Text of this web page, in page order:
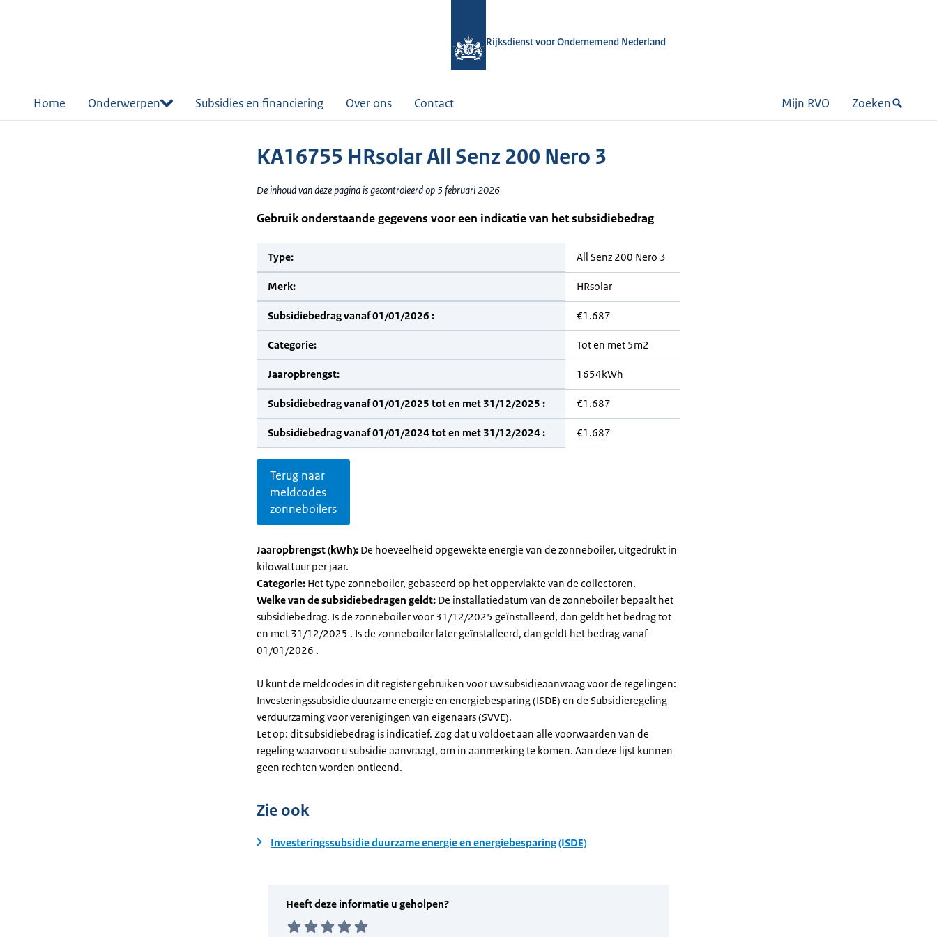
Rijksdienst voor Ondernemend Nederland
Home Onderwerpen Subsidies en financiering Over ons Contact Mijn RVO Zoeken
KA16755 HRsolar All Senz 200 Nero 3
De inhoud van deze pagina is gecontroleerd op 5 februari 2026
Gebruik onderstaande gegevens voor een indicatie van het subsidiebedrag
Type: All Senz 200 Nero 3
Merk: HRsolar
Subsidiebedrag vanaf 01/01/2026 : €1.687
Categorie: Tot en met 5m2
Jaaropbrengst: 1654kWh
Subsidiebedrag vanaf 01/01/2025 tot en met 31/12/2025 : €1.687
Subsidiebedrag vanaf 01/01/2024 tot en met 31/12/2024 : €1.687
Terug naar
meldcodes
zonneboilers
Jaaropbrengst (kWh): De hoeveelheid opgewekte energie van de zonneboiler, uitgedrukt in
kilowattuur per jaar.
Categorie: Het type zonneboiler, gebaseerd op het oppervlakte van de collectoren.
Welke van de subsidiebedragen geldt: De installatiedatum van de zonneboiler bepaalt het
subsidiebedrag. Is de zonneboiler voor 31/12/2025 geïnstalleerd, dan geldt het bedrag tot
en met 31/12/2025 . Is de zonneboiler later geïnstalleerd, dan geldt het bedrag vanaf
01/01/2026 .
U kunt de meldcodes in dit register gebruiken voor uw subsidieaanvraag voor de regelingen:
Investeringssubsidie duurzame energie en energiebesparing (ISDE) en de Subsidieregeling
verduurzaming voor verenigingen van eigenaars (SVVE).
Let op: dit subsidiebedrag is indicatief. Zog dat u voldoet aan alle voorwaarden van de
regeling waarvoor u subsidie aanvraagt, om in aanmerking te komen. Aan deze lijst kunnen
geen rechten worden ontleend.
Zie ook
Investeringssubsidie duurzame energie en energiebesparing (ISDE)